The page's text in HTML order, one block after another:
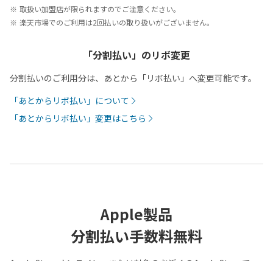
取扱い加盟店が限られますのでご注意ください。
楽天市場でのご利用は2回払いの取り扱いがございません。
「分割払い」のリボ変更
分割払いのご利用分は、あとから「リボ払い」へ変更可能です。
「あとからリボ払い」について
「あとからリボ払い」変更はこちら
Apple製品
分割払い手数料無料